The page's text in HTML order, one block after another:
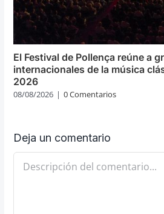
El Festival de Pollença reúne a
internacionales de la música
2026
08/08/2026 | 0 Comentarios
Deja un comentario
Comentario